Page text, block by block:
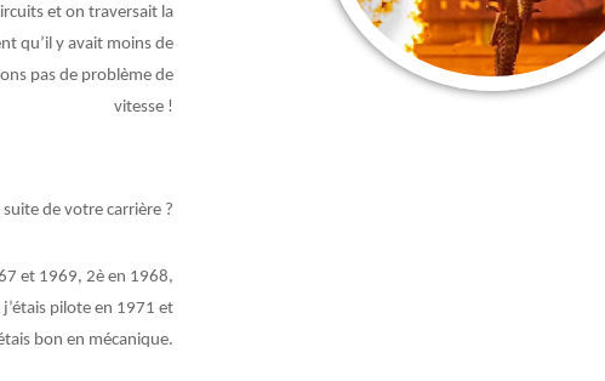
et on traversait la
qu’il y avait moins de
pas de problème de
vitesse !
suite de votre carrière ?
et 1969, 2è en 1968,
j’étais pilote en 1971 et
bon en mécanique.